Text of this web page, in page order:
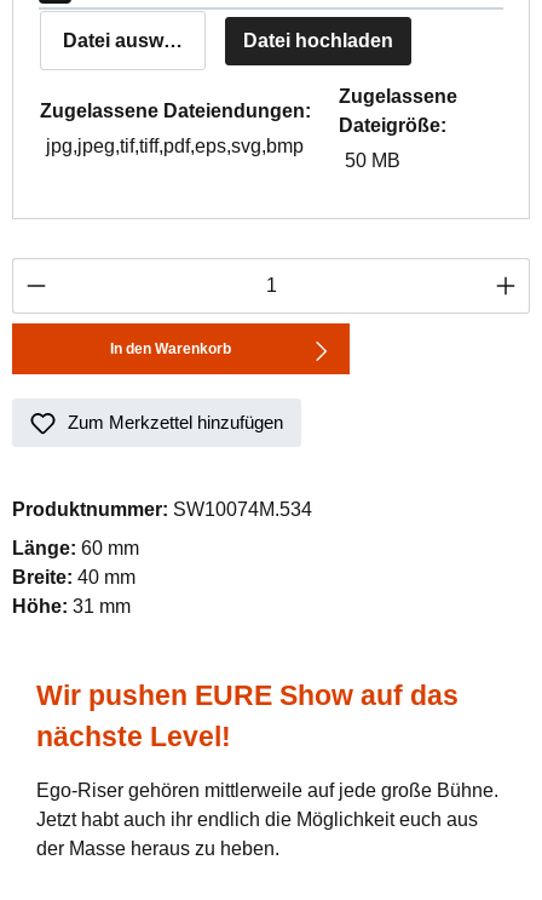
Datei auswählen Datei hochladen
Zugelassene Dateiendungen:
jpg,jpeg,tif,tiff,pdf,eps,svg,bmp
Zugelassene
Dateigröße:
50 MB
Produkt Anzahl: Gib den gewünschten
In den Warenkorb
Zum Merkzettel hinzufügen
Produktnummer: SW10074M.534
Länge: 60 mm
Breite: 40 mm
Höhe: 31 mm
Wir pushen EURE Show auf das
nächste Level!
Ego-Riser gehören mittlerweile auf jede große Bühne.
Jetzt habt auch ihr endlich die Möglichkeit euch aus
der Masse heraus zu heben.